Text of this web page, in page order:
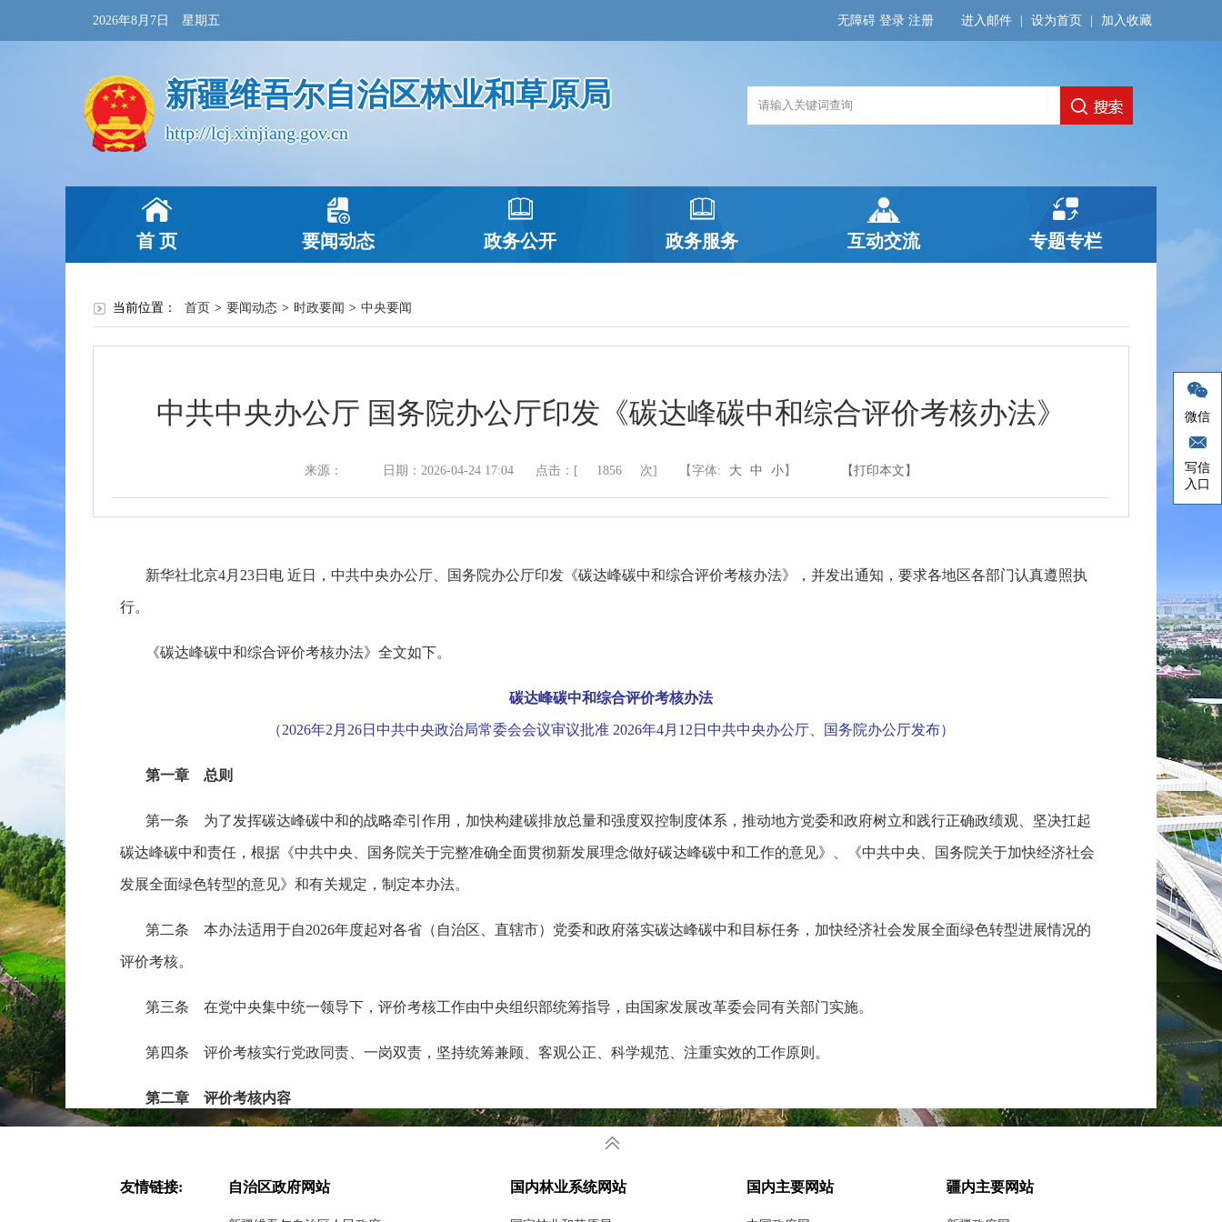
微信
写信
入口
2026年8月7日 星期五 进入邮件 设为首页 加入收藏
无障碍 登录 注册
新疆维吾尔自治区林业和草原局
http://lcj.xinjiang.gov.cn
首 页 要闻动态 政务公开 政务服务 互动交流 专题专栏
当前位置： 首页 > 要闻动态 > 时政要闻 > 中央要闻
中共中央办公厅 国务院办公厅印发《碳达峰碳中和综合评价考核办法》
来源： 日期：2026-04-24 17:04 点击：[ 1856 次] 【字体: 大 中 小 】 【打印本文】
新华社北京4月23日电 近日，中共中央办公厅、国务院办公厅印发《碳达峰碳中和综合评价考核办法》，并发出通知，要求各地区各部门认真遵照执
行。
《碳达峰碳中和综合评价考核办法》全文如下。
碳达峰碳中和综合评价考核办法
（2026年2月26日中共中央政治局常委会会议审议批准 2026年4月12日中共中央办公厅、国务院办公厅发布）
第一章 总则
第一条 为了发挥碳达峰碳中和的战略牵引作用，加快构建碳排放总量和强度双控制度体系，推动地方党委和政府树立和践行正确政绩观、坚决扛起
碳达峰碳中和责任，根据《中共中央、国务院关于完整准确全面贯彻新发展理念做好碳达峰碳中和工作的意见》、《中共中央、国务院关于加快经济社会
发展全面绿色转型的意见》和有关规定，制定本办法。
第二条 本办法适用于自2026年度起对各省（自治区、直辖市）党委和政府落实碳达峰碳中和目标任务，加快经济社会发展全面绿色转型进展情况的
评价考核。
第三条 在党中央集中统一领导下，评价考核工作由中央组织部统筹指导，由国家发展改革委会同有关部门实施。
第四条 评价考核实行党政同责、一岗双责，坚持统筹兼顾、客观公正、科学规范、注重实效的工作原则。
第二章 评价考核内容
第五条 评价考核紧紧围绕贯彻落实党中央、国务院关于碳达峰碳中和的决策部署以及应对气候变化国家自主贡献目标开展，推动各省（自治区、直
辖市）落实碳排放总量和强度双控目标。
友情链接: 自治区政府网站 国内林业系统网站 国内主要网站 疆内主要网站